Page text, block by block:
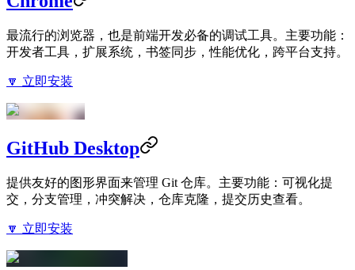
最流行的浏览器，也是前端开发必备的调试工具。主要功能：
开发者工具，扩展系统，书签同步，性能优化，跨平台支持。
🔽 立即安装
GitHub Desktop
提供友好的图形界面来管理 Git 仓库。主要功能：可视化提
交，分支管理，冲突解决，仓库克隆，提交历史查看。
🔽 立即安装